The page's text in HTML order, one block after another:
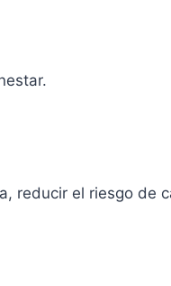
reducir el riesgo de